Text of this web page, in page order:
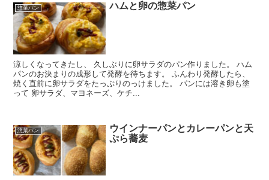
惣菜パン ハムと卵の惣菜パン
涼しくなってきたし、 久しぶりに卵サラダのパン作りました。 ハム
パンのお決まりの成形して発酵を待ちます。 ふんわり発酵したら、
焼く直前に卵サラダをたっぷりのっけました。 パンには溶き卵も塗
って 卵サラダ、マヨネーズ、ケチ...
惣菜パン
ウインナーパンとカレーパンと天
ぷら蕎麦